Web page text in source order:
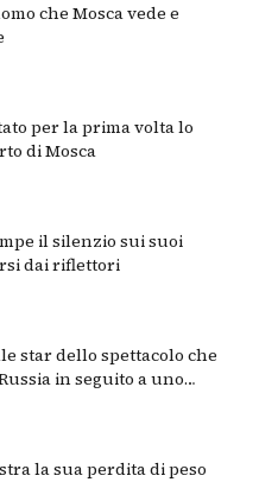
che Mosca vede e
per la prima volta lo
di Mosca
il silenzio sui suoi
dai riflettori
star dello spettacolo che
in seguito a uno
la sua perdita di peso